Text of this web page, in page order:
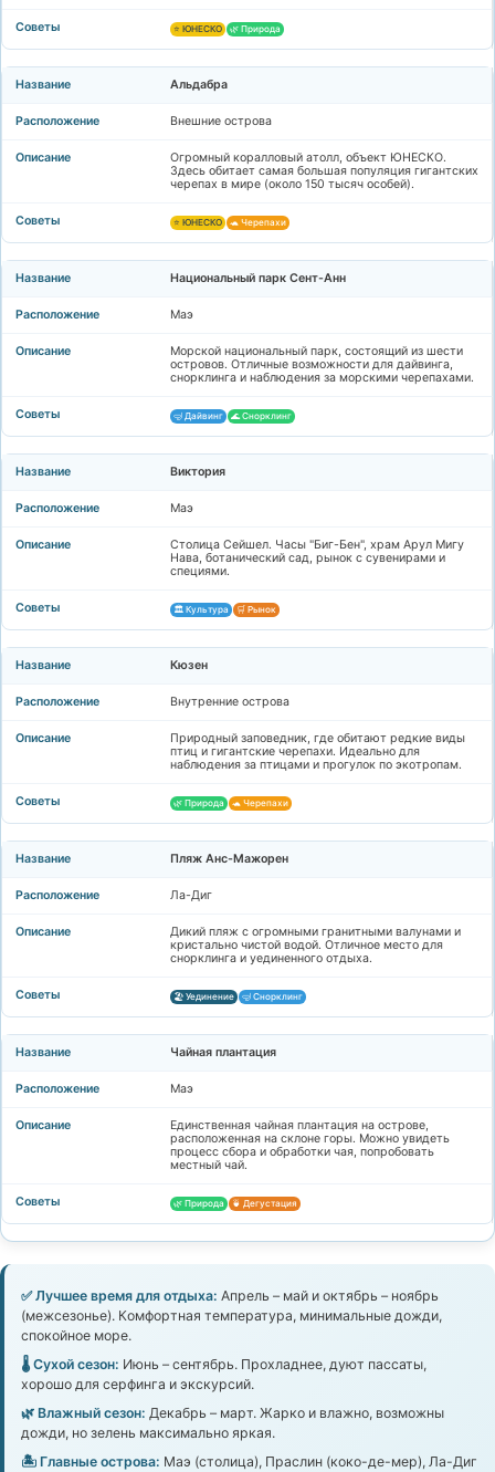
⭐ ЮНЕСКО 🌿 Природа
Альдабра
Внешние острова
Огромный коралловый атолл, объект ЮНЕСКО.
Здесь обитает самая большая популяция гигантских
черепах в мире (около 150 тысяч особей).
⭐ ЮНЕСКО 🐢 Черепахи
Национальный парк Сент-Анн
Маэ
Морской национальный парк, состоящий из шести
островов. Отличные возможности для дайвинга,
снорклинга и наблюдения за морскими черепахами.
🤿 Дайвинг 🌊 Снорклинг
Виктория
Маэ
Столица Сейшел. Часы "Биг-Бен", храм Арул Мигу
Нава, ботанический сад, рынок с сувенирами и
специями.
🏛️ Культура 🛒 Рынок
Кюзен
Внутренние острова
Природный заповедник, где обитают редкие виды
птиц и гигантские черепахи. Идеально для
наблюдения за птицами и прогулок по экотропам.
🌿 Природа 🐢 Черепахи
Пляж Анс-Мажорен
Ла-Диг
Дикий пляж с огромными гранитными валунами и
кристально чистой водой. Отличное место для
снорклинга и уединенного отдыха.
🏖️ Уединение 🤿 Снорклинг
Чайная плантация
Маэ
Единственная чайная плантация на острове,
расположенная на склоне горы. Можно увидеть
процесс сбора и обработки чая, попробовать
местный чай.
🌿 Природа 🍵 Дегустация
✅ Лучшее время для отдыха: Апрель – май и октябрь – ноябрь
(межсезонье). Комфортная температура, минимальные дожди,
спокойное море.
🌡️ Сухой сезон: Июнь – сентябрь. Прохладнее, дуют пассаты,
хорошо для серфинга и экскурсий.
🌿 Влажный сезон: Декабрь – март. Жарко и влажно, возможны
дожди, но зелень максимально яркая.
🏝️ Главные острова: Маэ (столица), Праслин (коко-де-мер), Ла-Диг